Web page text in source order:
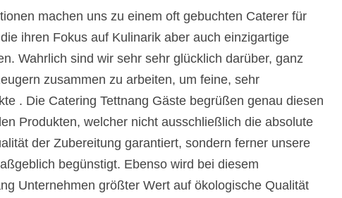
machen uns zu einem oft gebuchten Caterer für
ihren Fokus auf Kulinarik aber auch einzigartige
Wahrlich sind wir sehr sehr glücklich darüber, ganz
zusammen zu arbeiten, um feine, sehr
. Die Catering Tettnang Gäste begrüßen genau diesen
Produkten, welcher nicht ausschließlich die absolute
der Zubereitung garantiert, sondern ferner unsere
begünstigt. Ebenso wird bei diesem
Unternehmen größter Wert auf ökologische Qualität